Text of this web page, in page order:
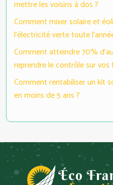
mettre les voisins à dos ?
Comment mixer solaire et
l’électricité verte toute
Comment atteindre 70%
reprendre le contrôle sur vos
Comment rentabiliser un kit
en moins de 5 ans ?